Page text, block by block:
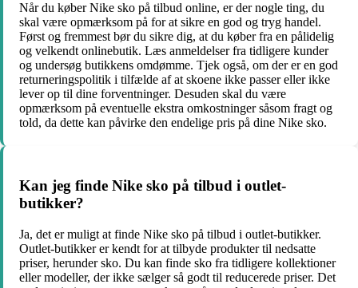
Når du køber Nike sko på tilbud online, er der nogle ting, du
skal være opmærksom på for at sikre en god og tryg handel.
Først og fremmest bør du sikre dig, at du køber fra en pålidelig
og velkendt onlinebutik. Læs anmeldelser fra tidligere kunder
og undersøg butikkens omdømme. Tjek også, om der er en god
returneringspolitik i tilfælde af at skoene ikke passer eller ikke
lever op til dine forventninger. Desuden skal du være
opmærksom på eventuelle ekstra omkostninger såsom fragt og
told, da dette kan påvirke den endelige pris på dine Nike sko.
Kan jeg finde Nike sko på tilbud i outlet-
butikker?
Ja, det er muligt at finde Nike sko på tilbud i outlet-butikker.
Outlet-butikker er kendt for at tilbyde produkter til nedsatte
priser, herunder sko. Du kan finde sko fra tidligere kollektioner
eller modeller, der ikke sælger så godt til reducerede priser. Det